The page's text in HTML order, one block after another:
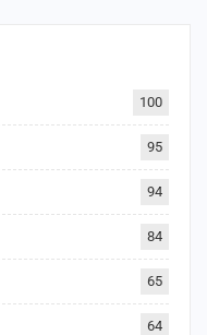
100
95
94
84
65
64